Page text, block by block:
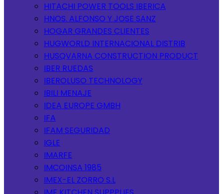
HITACHI POWER TOOLS IBERICA
HNOS. ALFONSO Y JOSE SANZ
HOGAR GRANDES CLIENTES
HUGWORLD INTERNACIONAL DISTRIB
HUSQVARNA CONSTRUCTION PRODUCT
IBER RUEDAS
IBEROLUSO TECHNOLOGY
IBILI MENAJE
IDEA EUROPE GMBH
IFA
IFAM SEGURIDAD
IGLE
IMARFE
IMCOINSA 1985
IMEX-EL ZORRO S.L